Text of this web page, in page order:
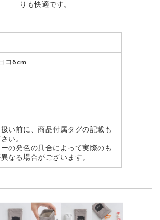
りも快適です。
コ8cm
い前に、商品付属タグの記載も
い。
の発色の具合によって実際のも
なる場合がございます。